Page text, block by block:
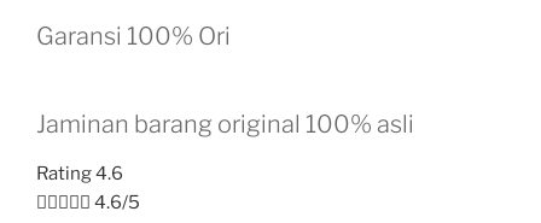
Garansi 100% Ori
Jaminan barang original 100% asli
Rating 4.6
 4.6/5